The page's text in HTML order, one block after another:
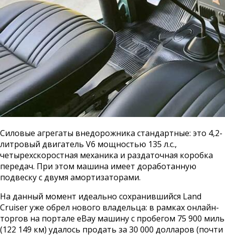
Силовые агрегаты внедорожника стандартные: это 4,2-
литровый двигатель V6 мощностью 135 л.с.,
четырехскоростная механика и раздаточная коробка
передач. При этом машина имеет доработанную
подвеску с двумя амортизаторами.
На данный момент идеально сохранившийся Land
Cruiser уже обрел нового владельца: в рамках онлайн-
торгов на портале eBay машину с пробегом 75 900 миль
(122 149 км) удалось продать за 30 000 долларов (почти